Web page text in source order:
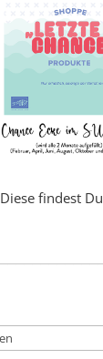
Diese findest Du